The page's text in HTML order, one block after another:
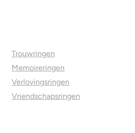
Trouwringen
Memoireringen
Verlovingsringen
Vriendschapsringen